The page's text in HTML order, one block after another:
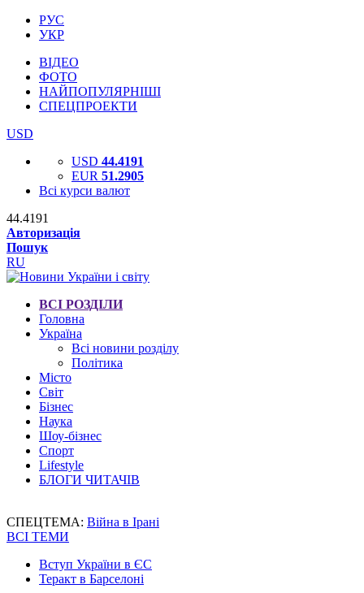
РУС
УКР
ВІДЕО
ФОТО
НАЙПОПУЛЯРНІШІ
СПЕЦПРОЕКТИ
USD
USD 44.4191
EUR 51.2905
Всі курси валют
44.4191
Авторизація
Пошук
RU
ВСІ РОЗДІЛИ
Головна
Україна
Всі новини розділу
Політика
Місто
Світ
Бізнес
Наука
Шоу-бізнес
Спорт
Lifestyle
БЛОГИ ЧИТАЧІВ
СПЕЦТЕМА: Війна в Ірані
ВСІ ТЕМИ
Вступ України в ЄС
Теракт в Барселоні